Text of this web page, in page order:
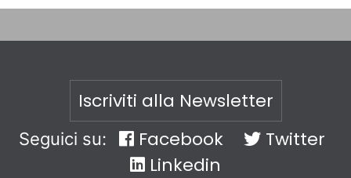
Iscriviti alla Newsletter
Seguici su: Facebook
Twitter
Linkedin